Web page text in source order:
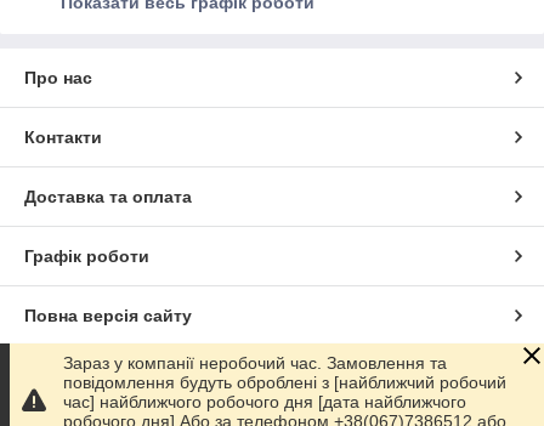
Про нас
Контакти
Доставка та оплата
Графік роботи
Повна версія сайту
Сайт створено на маркетплейсіProm.ua
Зараз у компанії неробочий час. Замовлення та
повідомлення будуть оброблені з [найближчий робочий
час] найближчого робочого дня [дата найближчого
робочого дня] Або за телефоном +38(067)7386512 або